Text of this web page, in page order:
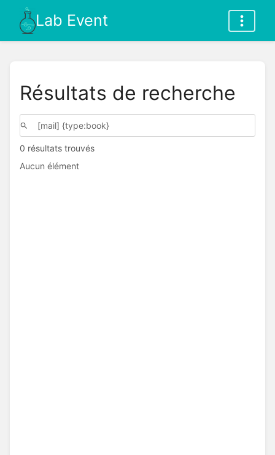
Lab Event
Résultats de recherche
0 résultats trouvés
Aucun élément